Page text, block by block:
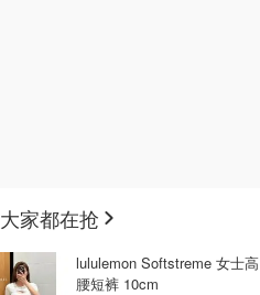
大家都在抢
lululemon Softstreme 女士高
腰短裤 10cm